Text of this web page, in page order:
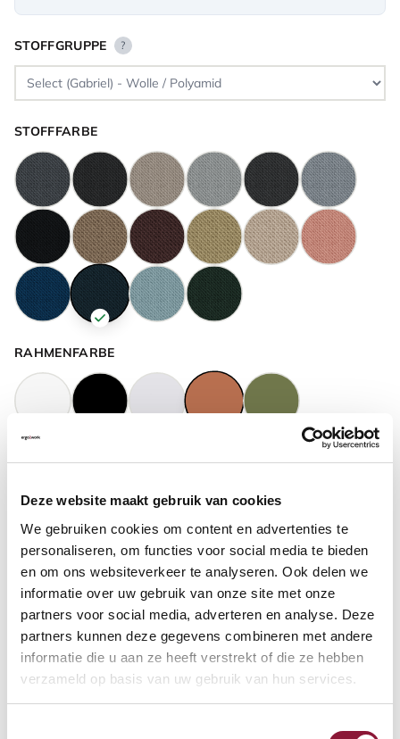
Deze website maakt gebruik van cookies
We gebruiken cookies om content en advertenties te
personaliseren, om functies voor social media te bieden
en om ons websiteverkeer te analyseren. Ook delen we
informatie over uw gebruik van onze site met onze
partners voor social media, adverteren en analyse. Deze
partners kunnen deze gegevens combineren met andere
informatie die u aan ze heeft verstrekt of die ze hebben
verzameld op basis van uw gebruik van hun services.
STOFFGRUPPE ?
STOFFFARBE
RAHMENFARBE
GASFEDERHÖHE
BODENKONTAKT
FUSSRING ?